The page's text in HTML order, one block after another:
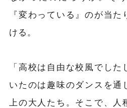
『変わっている』のが当
ける。
「高校は自由な校風でし
いたのは趣味のダンスを通
上の大人たち。そこで、